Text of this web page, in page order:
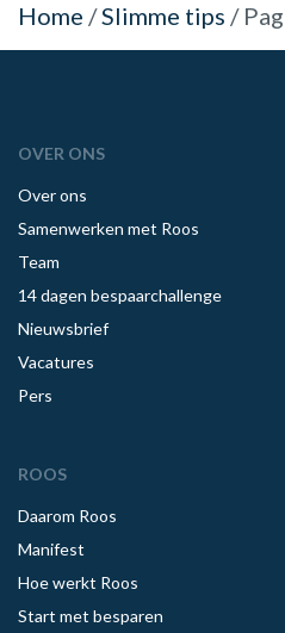
Home /Slimme tips /
OVER ONS
Over ons
Samenwerken met Roos
Team
14 dagen bespaarchallenge
Nieuwsbrief
Vacatures
Pers
ROOS
Daarom Roos
Manifest
Hoe werkt Roos
Start met besparen